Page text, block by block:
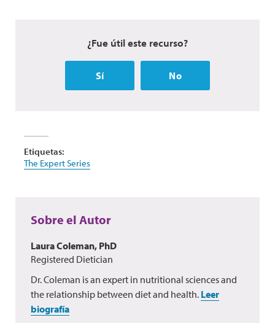
¿Fue útil este recurso?
Sí No
Etiquetas:
The Expert Series
Sobre el Autor
Laura Coleman, PhD
Registered Dietician
Dr. Coleman is an expert in nutritional sciences and
the relationship between diet and health. Leer
biografía